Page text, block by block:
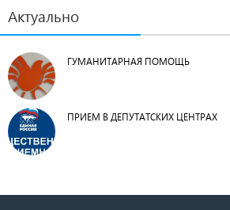
Актуально
ГУМАНИТАРНАЯ ПОМОЩЬ
ПРИЕМ В ДЕПУТАТСКИХ ЦЕНТРАХ